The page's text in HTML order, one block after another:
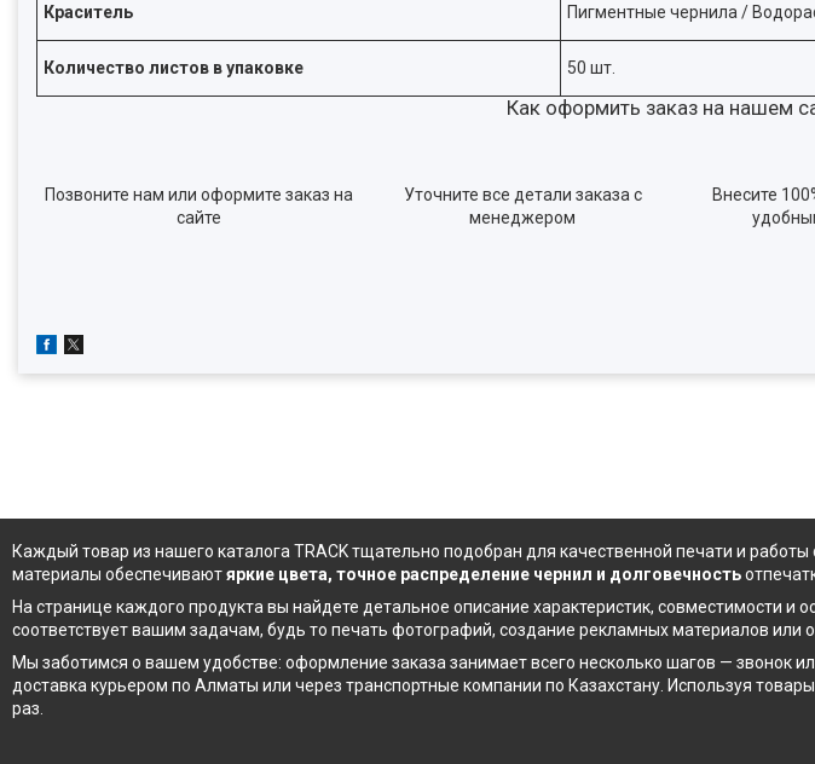
Краситель Пигментные чернила /
Количество листов в упаковке 50 шт.
Как оформить заказ на нашем
Позвоните нам или оформите заказ на
сайте
Уточните все детали заказа с
менеджером
Внесите
Каждый товар из нашего каталога TRACK тщательно подобран для качественной печати и
материалы обеспечиваютяркие цвета, точное распределение чернил и долговечность
На странице каждого продукта вы найдете детальное описание характеристик, совместимости
соответствует вашим задачам, будь то печать фотографий, создание рекламных материалов или
Мы заботимся о вашем удобстве: оформление заказа занимает всего несколько шагов —
доставка курьером по Алматы или через транспортные компании по Казахстану. Используя
раз.